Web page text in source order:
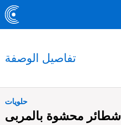
تفاصيل الوصفة
حلويات
شطائر محشوة بالمربى